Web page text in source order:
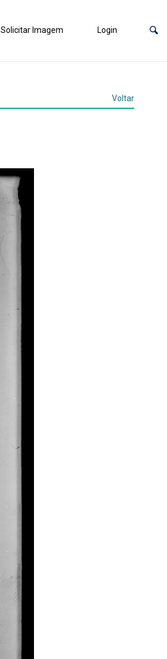
Solicitar Imagem Login
Voltar